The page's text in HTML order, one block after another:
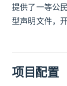
提供了一等公
型声明文件，
项目配置